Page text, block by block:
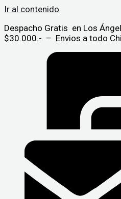
Ir al contenido
Despacho Gratis en Los
$30.000.- – Envios a todo